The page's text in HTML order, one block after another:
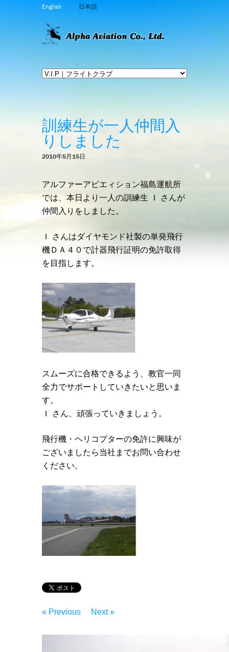
English 日本語
訓練生が一人仲間入
りしました
2010年5月15日
アルファーアビエィション福島運航所
では、本日より一人の訓練生 Ｉ さんが
仲間入りをしました。
Ｉ さんはダイヤモンド社製の単発飛行
機ＤＡ４０で計器飛行証明の免許取得
を目指します。
スムーズに合格できるよう、教官一同
全力でサポートしていきたいと思いま
す。
Ｉ さん、頑張っていきましょう。
飛行機・ヘリコプターの免許に興味が
ございましたら当社までお問い合わせ
ください。
« Previous Next »